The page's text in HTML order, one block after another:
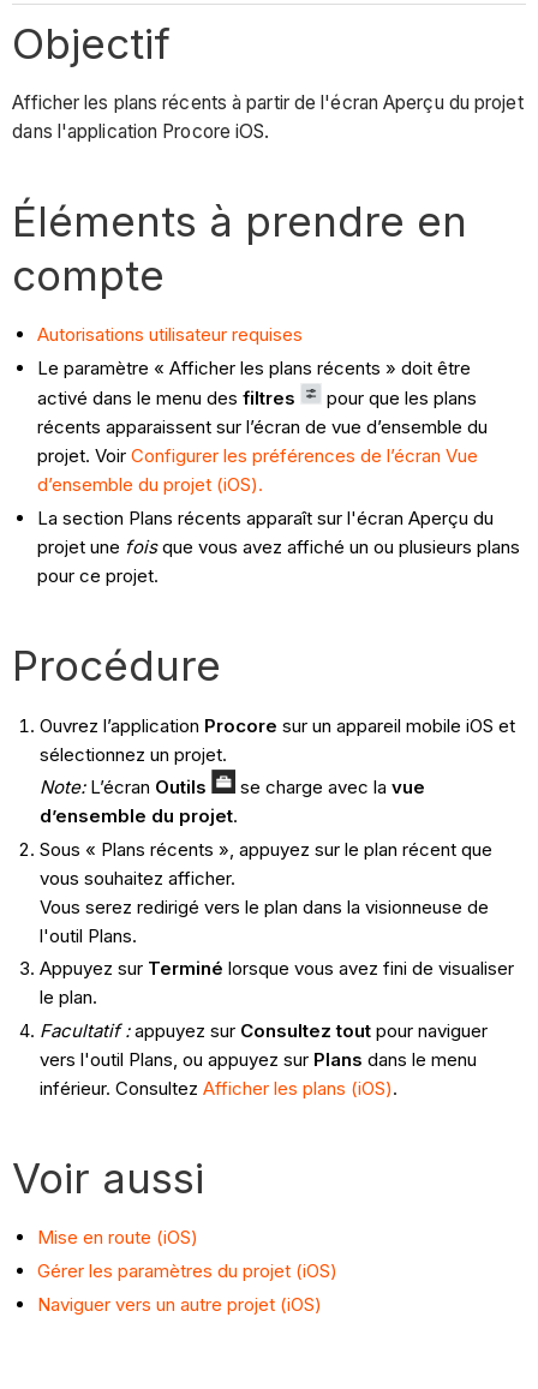
Objectif
Afficher les plans récents à partir de l'écran Aperçu du projet
dans l'application Procore iOS.
Éléments à prendre en
compte
Autorisations utilisateur requises
Le paramètre « Afficher les plans récents » doit être
activé dans le menu desfiltres
pour que les plans
récents apparaissent sur l’écran de vue d’ensemble du
projet. VoirConfigurer les préférences de l’écran Vue
d’ensemble du projet (iOS).
La section Plans récents apparaît sur l'écran Aperçu du
projet une foisque vous avez affiché un ou plusieurs plans
pour ce projet.
Procédure
Ouvrez l’application Procore sur un appareil mobile iOS et
sélectionnez un projet.
Note: L’écran Outils se charge avec la vue
d’ensemble du projet.
Sous « Plans récents », appuyez sur le plan récent que
vous souhaitez afficher.
Vous serez redirigé vers le plan dans la visionneuse de
l'outil Plans.
Appuyez sur Terminé lorsque vous avez fini de visualiser
le plan.
Facultatif :appuyez sur Consultez tout pour naviguer
vers l'outil Plans, ou appuyez sur Plans dans le menu
inférieur. Consultez Afficher les plans (iOS).
Voir aussi
Mise en route (iOS)
Gérer les paramètres du projet (iOS)
Naviguer vers un autre projet (iOS)